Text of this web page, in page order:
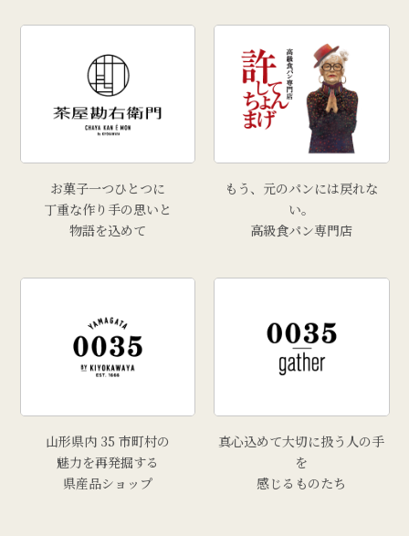
お菓子一つひとつに
丁重な作り手の思いと
物語を込めて
もう、元のパンには戻れな
い。
高級食パン専門店
山形県内 35 市町村の
魅力を再発掘する
県産品ショップ
真心込めて大切に扱う人の手
を
感じるものたち